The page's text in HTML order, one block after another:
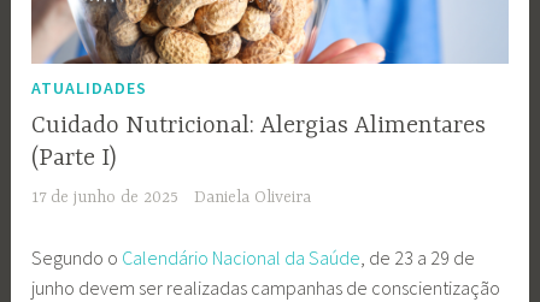
ATUALIDADES
Cuidado Nutricional: Alergias Alimentares
(Parte I)
17 de junho de 2025 Daniela Oliveira
Segundo o Calendário Nacional da Saúde, de 23 a 29 de
junho devem ser realizadas campanhas de conscientização